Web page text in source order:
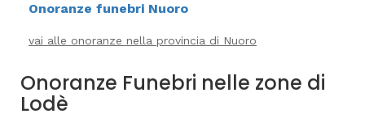
Onoranze funebri Nuoro
vai alle onoranze nella provincia di Nuoro
Onoranze Funebri nelle zone di
Lodè